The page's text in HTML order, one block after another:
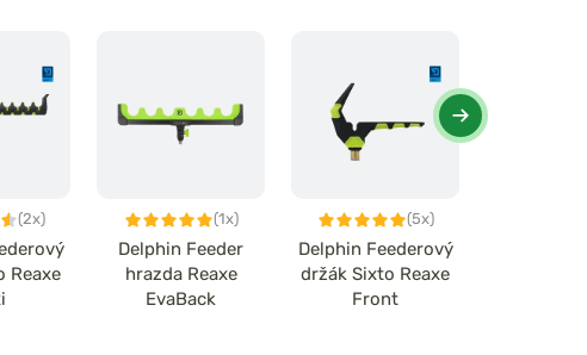
(2x)
Reaxe
(1x)
Delphin Feeder
hrazda Reaxe
EvaBack
(5x)
Delphin Feederový
držák Sixto Reaxe
Front